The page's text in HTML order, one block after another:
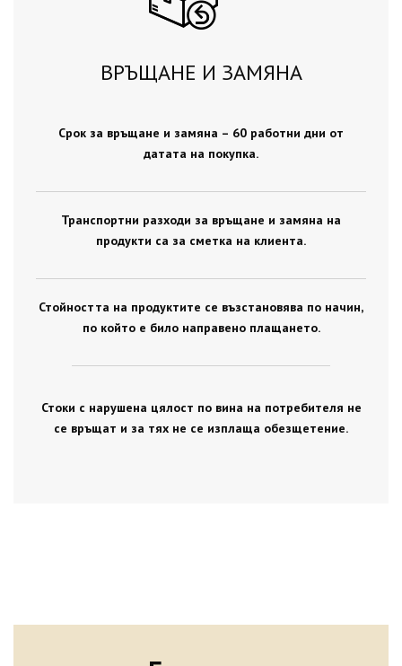
ВРЪЩАНЕ И ЗАМЯНА
Срок за връщане и замяна – 60 работни дни от
датата на покупка.
Транспортни разходи за връщане и замяна на
продукти са за сметка на клиента.
Стойността на продуктите се възстановява по начин,
по който е било направено плащането.
Стоки с нарушена цялост по вина на потребителя не
се връщат и за тях не се изплаща обезщетение.